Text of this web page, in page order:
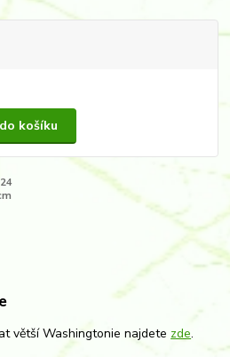
košíku
větší Washingtonie najdete zde.